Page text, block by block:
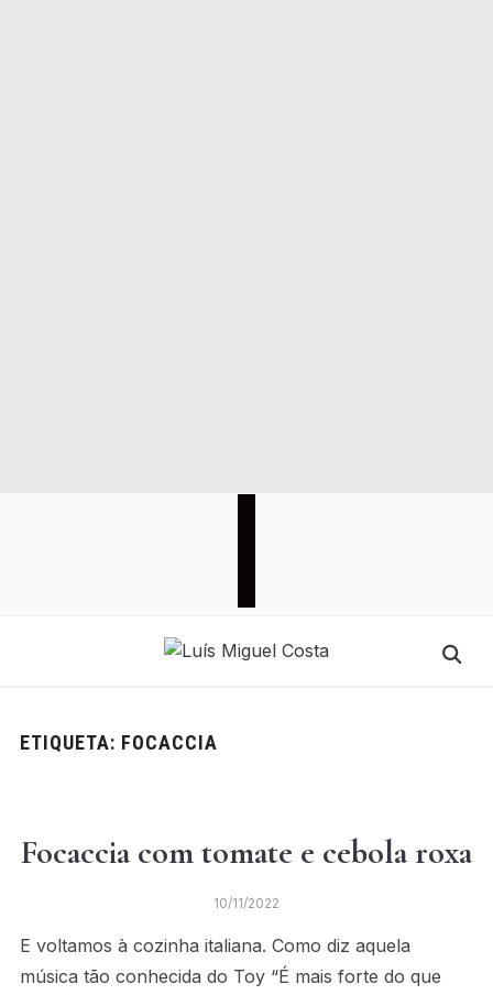
ETIQUETA: FOCACCIA
Focaccia com tomate e cebola roxa
10/11/2022
E voltamos à cozinha italiana. Como diz aquela
música tão conhecida do Toy “É mais forte do que